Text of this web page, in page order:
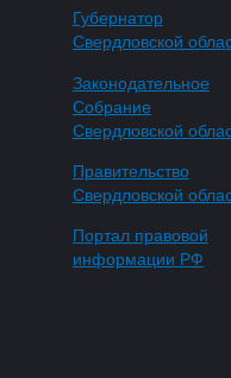
Губернатор
Свердловской
Законодательное
Собрание
Свердловской
Правительство
Свердловской
Портал правовой
информации РФ